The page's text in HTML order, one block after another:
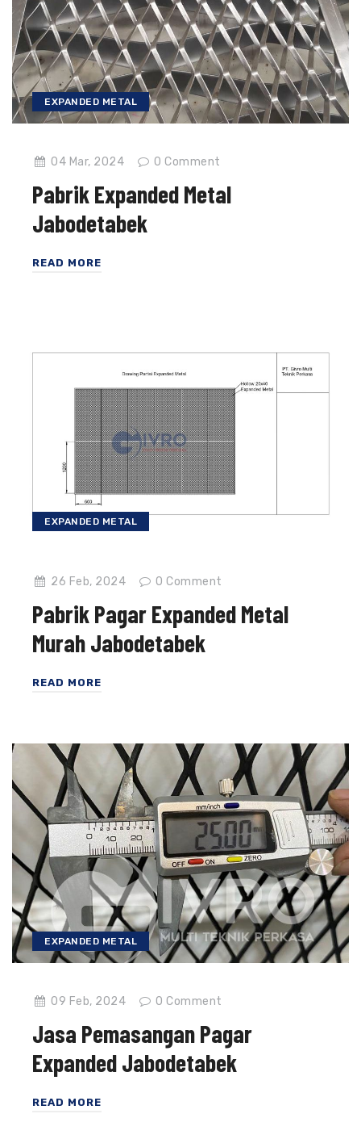
EXPANDED METAL
04 Mar, 2024 0 Comment
Pabrik Expanded Metal
Jabodetabek
READ MORE
EXPANDED METAL
26 Feb, 2024 0 Comment
Pabrik Pagar Expanded Metal
Murah Jabodetabek
READ MORE
EXPANDED METAL
09 Feb, 2024 0 Comment
Jasa Pemasangan Pagar
Expanded Jabodetabek
READ MORE